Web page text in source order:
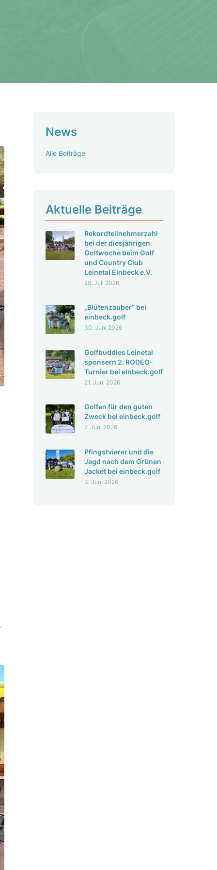
News
Alle Beiträge
Aktu­elle Beiträge
Rekord­teil­neh­mer­zahl
bei der dies­jäh­rigen
Golf­woche beim Golf
und Country Club
Leinetal Einbeck e.V.
28. Juli 2026
„Blüten­zauber“ bei
einbeck.golf
30. Juni 2026
Golf­bud­dies Leinetal
spon­sern 2. RODEO-
Turnier bei einbeck.golf
21. Juni 2026
Golfen für den guten
Zweck bei einbeck.golf
7. Juni 2026
Pfingst­vierer und die
Jagd nach dem Grünen
Jacket bei einbeck.golf
3. Juni 2026